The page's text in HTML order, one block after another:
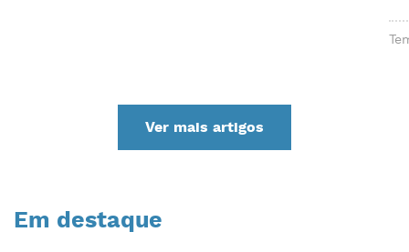
Em destaque
Ver mais artigos